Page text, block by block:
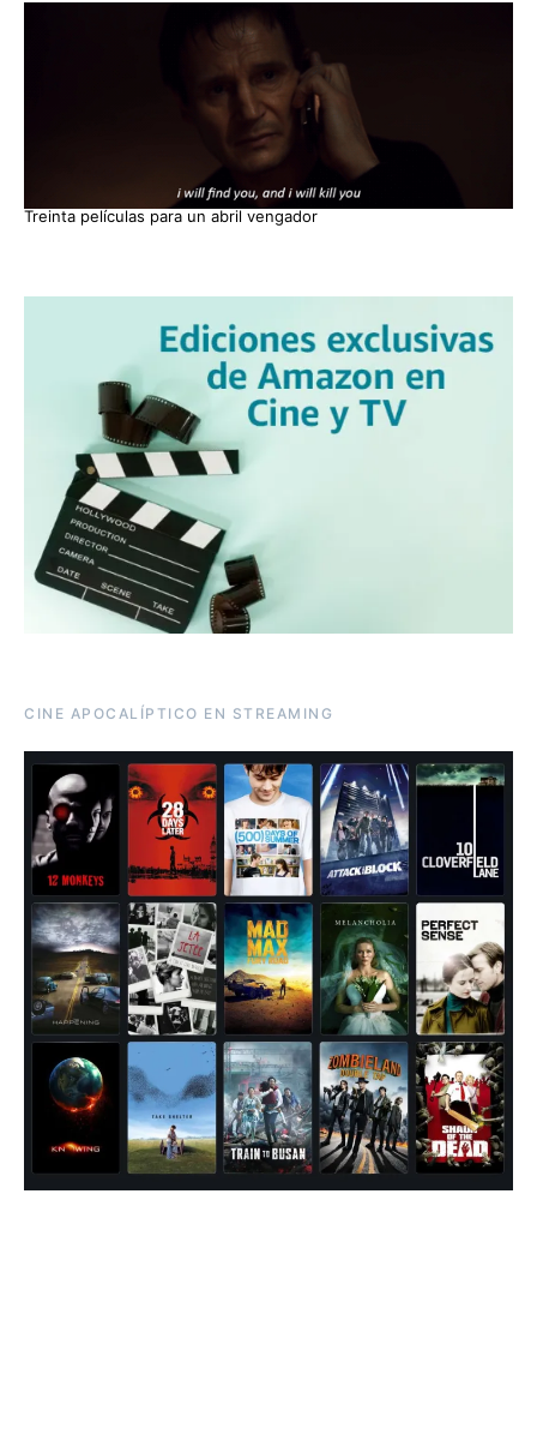
Treinta películas para un abril vengador
CINE APOCALÍPTICO EN STREAMING